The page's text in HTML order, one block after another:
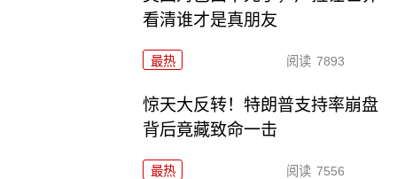
看清谁才是真朋友
最热 阅读 7893
惊天大反转！特朗普支持率崩盘
背后竟藏致命一击
最热 阅读 7556